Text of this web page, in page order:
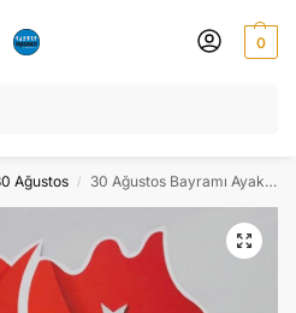
0
10 TEMMUZ TARİHLERİ ARASINDA
Ağustos / 30 Ağustos Bayramı Ayaklı Maket Pano Dekor – Süs